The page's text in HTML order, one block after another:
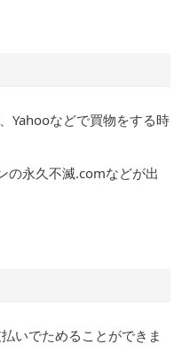
Yahooなどで買物をする時
の永久不滅.comなどが出
いでためることができま